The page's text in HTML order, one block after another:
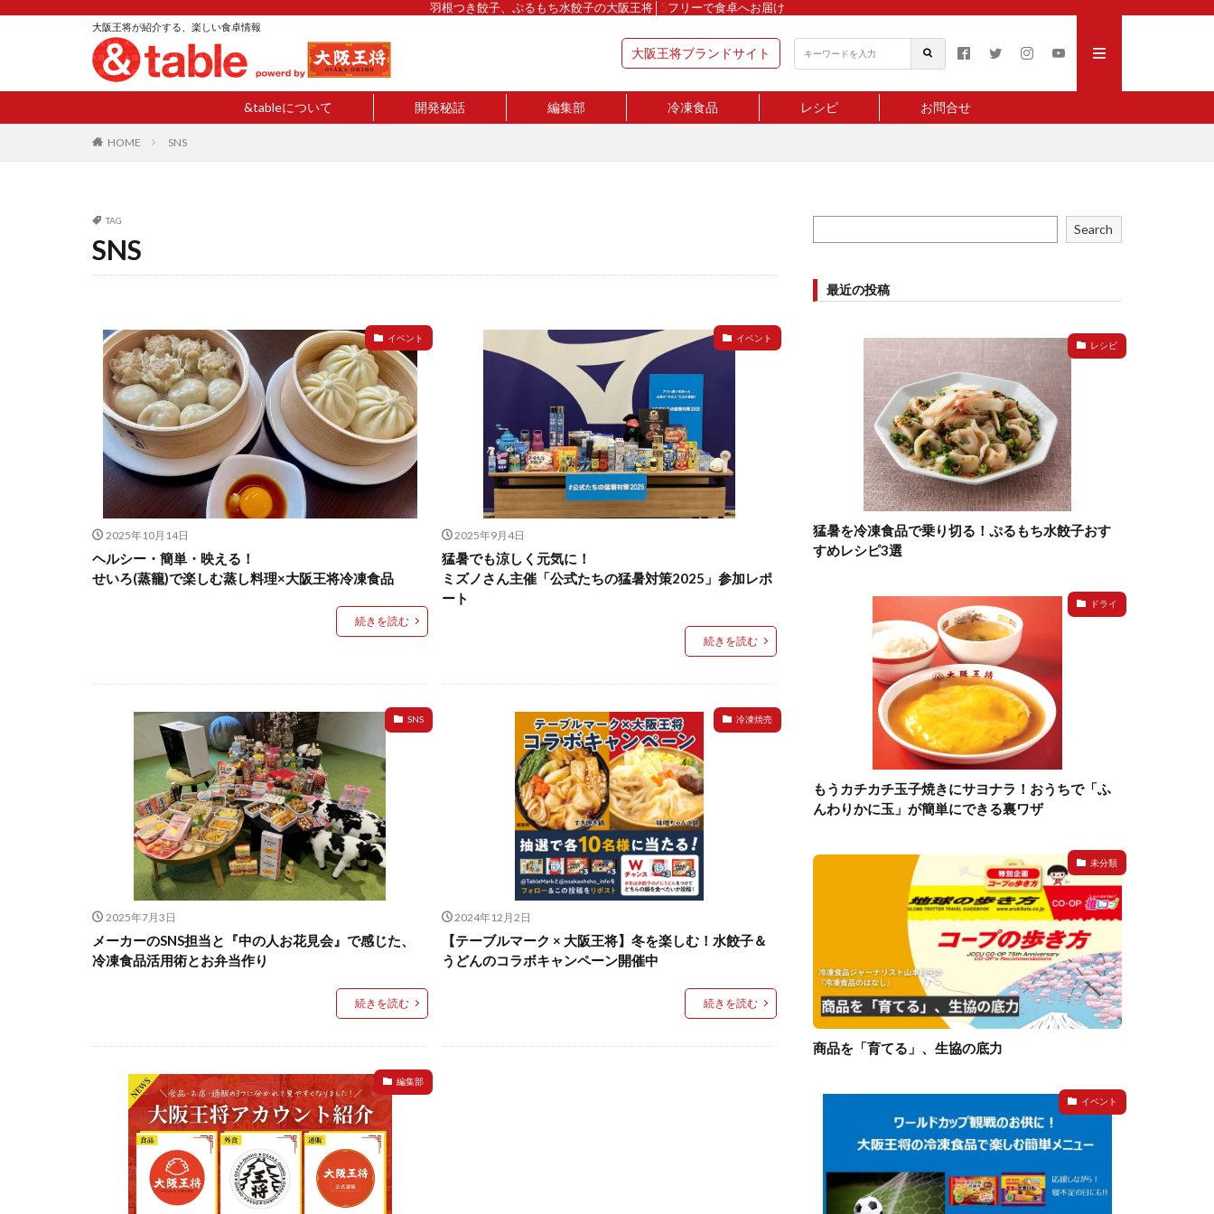
羽根つき餃子、ぷるもち水餃子の大阪王将│5フリーで食卓へお届け
大阪王将が紹介する、楽しい食卓情報
大阪王将ブランドサイト
&tableについて 開発秘話 編集部 冷凍食品 レシピ お問合せ
HOME SNS
TAG
SNS
イベント
2025年10月14日
ヘルシー・簡単・映える！
せいろ(蒸籠)で楽しむ蒸し料理×大阪王将冷凍食品
続きを読む
イベント
2025年9月4日
猛暑でも涼しく元気に！
ミズノさん主催「公式たちの猛暑対策2025」参加レポ
ート
続きを読む
SNS
2025年7月3日
メーカーのSNS担当と『中の人お花見会』で感じた、
冷凍食品活用術とお弁当作り
続きを読む
冷凍焼売
2024年12月2日
【テーブルマーク × 大阪王将】冬を楽しむ！水餃子＆
うどんのコラボキャンペーン開催中
続きを読む
編集部
Search
最近の投稿
レシピ
猛暑を冷凍食品で乗り切る！ぷるもち水餃子おす
すめレシピ3選
ドライ
もうカチカチ玉子焼きにサヨナラ！おうちで「ふ
んわりかに玉」が簡単にできる裏ワザ
未分類
商品を「育てる」、生協の底力
イベント